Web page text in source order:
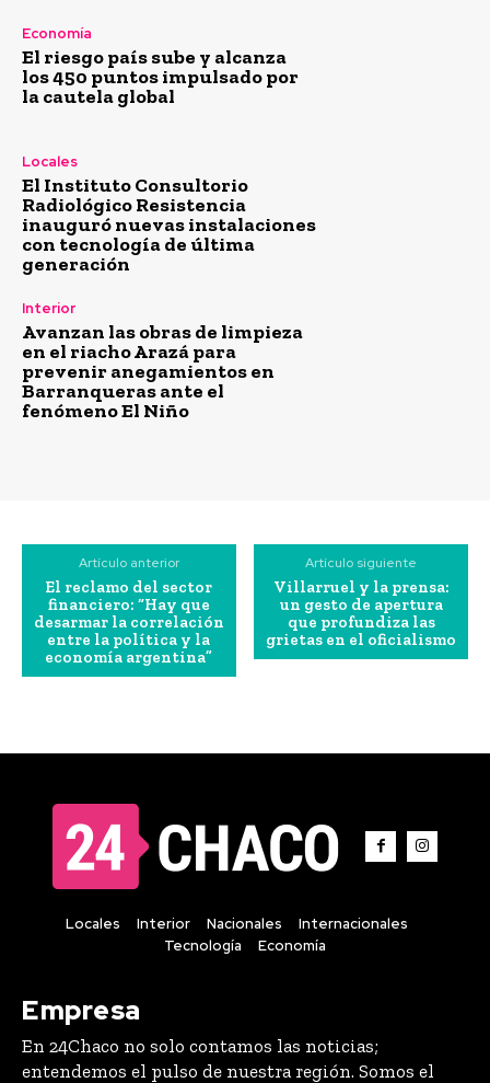
Economía
El riesgo país sube y alcanza
los 450 puntos impulsado por
la cautela global
Locales
El Instituto Consultorio
Radiológico Resistencia
inauguró nuevas instalaciones
con tecnología de última
generación
Interior
Avanzan las obras de limpieza
en el riacho Arazá para
prevenir anegamientos en
Barranqueras ante el
fenómeno El Niño
Artículo anterior
El reclamo del sector
financiero: “Hay que
desarmar la correlación
entre la política y la
economía argentina”
Artículo siguiente
Villarruel y la prensa:
un gesto de apertura
que profundiza las
grietas en el oficialismo
Locales Interior Nacionales
Internacionales
Tecnología
Economía
Empresa
En 24Chaco no solo contamos las noticias;
entendemos el pulso de nuestra región. Somos el